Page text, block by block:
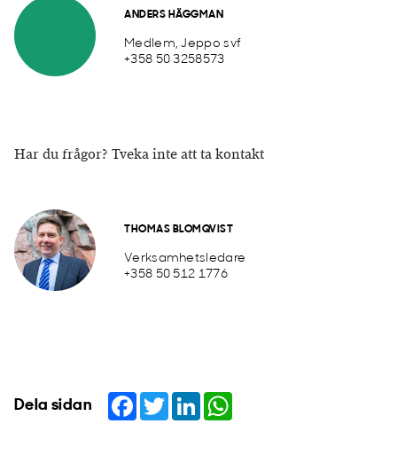
ANDERS HÄGGMAN
Medlem, Jeppo svf
+358 50 3258573
Har du frågor? Tveka inte att ta kontakt
THOMAS BLOMQVIST
Verksamhetsledare
+358 50 512 1776
Dela sidan Facebook
TwitterLinkedIn